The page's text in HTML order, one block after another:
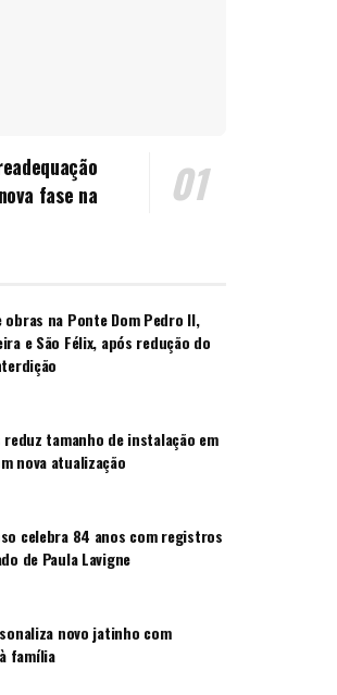
fase na
obras na Ponte Dom Pedro II,
e São Félix, após redução do
reduz tamanho de instalação em
nova atualização
celebra 84 anos com registros
de Paula Lavigne
novo jatinho com
família